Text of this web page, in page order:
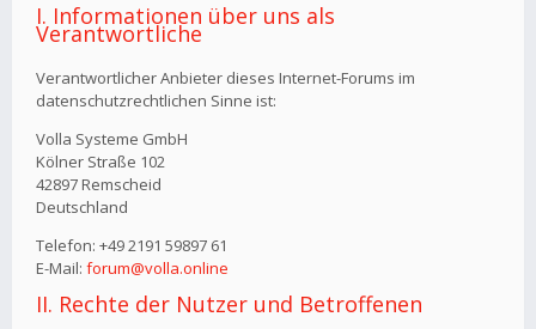
I. Informationen über uns als
Verantwortliche
Verantwortlicher Anbieter dieses Internet-Forums im
datenschutzrechtlichen Sinne ist:
Volla Systeme GmbH
Kölner Straße 102
42897 Remscheid
Deutschland
Telefon: +49 2191 59897 61
E-Mail: forum@volla.online
II. Rechte der Nutzer und Betroffenen